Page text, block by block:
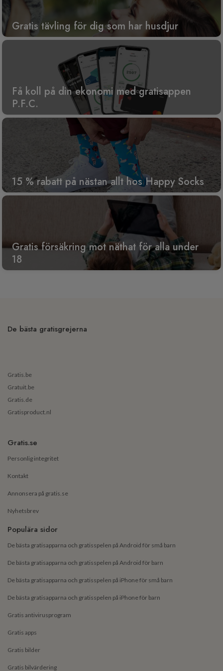
Gratis tävling för dig som har husdjur
Få koll på din ekonomi med gratisappen
P.F.C.
15 % rabatt på nästan allt hos Happy Socks
Gratis försäkring mot näthat för alla under
18
De bästa gratisgrejerna
Gratis.be
Gratuit.be
Gratis.de
Gratisproduct.nl
Gratis.se
Personlig integritet
Kontakt
Annonsera på gratis.se
Nyhetsbrev
Populära sidor
De bästa gratisapparna och gratisspelen på Android för små barn
De bästa gratisapparna och gratisspelen på Android för barn
De bästa gratisapparna och gratisspelen på iPhone för små barn
De bästa gratisapparna och gratisspelen på iPhone för barn
Gratis antivirusprogram
Gratis apps
Gratis bilder
Gratis bilvärdering